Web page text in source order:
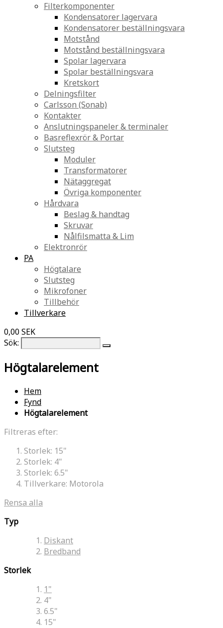
Filterkomponenter
Kondensatorer lagervara
Kondensatorer beställningsvara
Motstånd
Motstånd beställningsvara
Spolar lagervara
Spolar beställningsvara
Kretskort
Delningsfilter
Carlsson (Sonab)
Kontakter
Anslutningspaneler & terminaler
Basreflexrör & Portar
Slutsteg
Moduler
Transformatorer
Nätaggregat
Övriga komponenter
Hårdvara
Beslag & handtag
Skruvar
Nålfilsmatta & Lim
Elektronrör
PA
Högtalare
Slutsteg
Mikrofoner
Tillbehör
Tillverkare
0,00 SEK
Sök:
Högtalarelement
Hem
Fynd
Högtalarelement
Filtreras efter:
Storlek: 15"
Storlek: 4"
Storlek: 6.5"
Tillverkare: Motorola
Rensa alla
Typ
Diskant
Bredband
Storlek
1"
4"
6.5"
15"